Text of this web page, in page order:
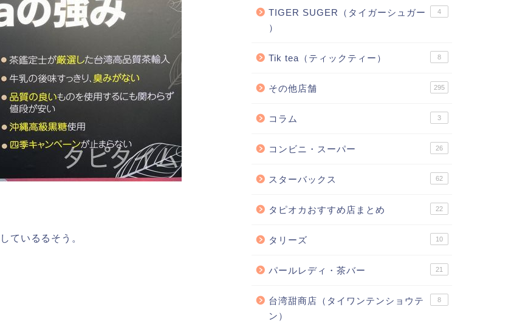
ているるそう。
TIGER SUGER（タイガーシュガー
）
4
Tik tea（ティックティー） 8
その他店舗 295
コラム 3
コンビニ・スーパー 26
スターバックス 62
タピオカおすすめ店まとめ 22
タリーズ 10
パールレディ・茶バー 21
台湾甜商店（タイワンテンショウテ
ン）
8